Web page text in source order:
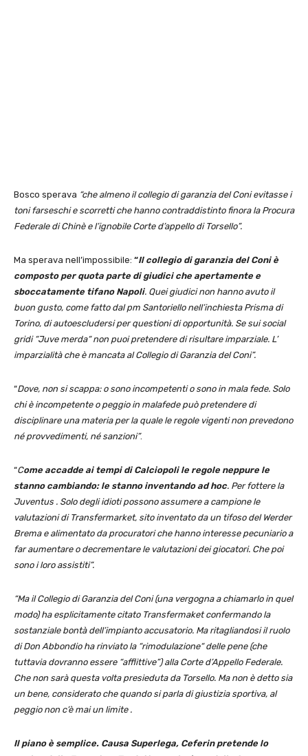
Bosco sperava “che almeno il collegio di garanzia del Coni evitasse i
toni farseschi e scorretti che hanno contraddistinto finora la Procura
Federale di Chinè e l’ignobile Corte d’appello di Torsello”.
Ma sperava nell’impossibile: “Il collegio di garanzia del Coni è
composto per quota parte di giudici che apertamente e
sboccatamente tifano Napoli. Quei giudici non hanno avuto il
buon gusto, come fatto dal pm Santoriello nell’inchiesta Prisma di
Torino, di autoescludersi per questioni di opportunità. Se sui social
gridi “Juve merda“ non puoi pretendere di risultare imparziale. L’
imparzialità che è mancata al Collegio di Garanzia del Coni”.
“Dove, non si scappa: o sono incompetenti o sono in mala fede. Solo
chi è incompetente o peggio in malafede può pretendere di
disciplinare una materia per la quale le regole vigenti non prevedono
né provvedimenti, né sanzioni”.
“Come accadde ai tempi di Calciopoli le regole neppure le
stanno cambiando: le stanno inventando ad hoc. Per fottere la
Juventus . Solo degli idioti possono assumere a campione le
valutazioni di Transfermarket, sito inventato da un tifoso del Werder
Brema e alimentato da procuratori che hanno interesse pecuniario a
far aumentare o decrementare le valutazioni dei giocatori. Che poi
sono i loro assistiti”.
“Ma il Collegio di Garanzia del Coni (una vergogna a chiamarlo in quel
modo) ha esplicitamente citato Transfermaket confermando la
sostanziale bontà dell’impianto accusatorio. Ma ritagliandosi il ruolo
di Don Abbondio ha rinviato la “rimodulazione“ delle pene (che
tuttavia dovranno essere “afflittive”) alla Corte d’Appello Federale.
Che non sarà questa volta presieduta da Torsello. Ma non è detto sia
un bene, considerato che quando si parla di giustizia sportiva, al
peggio non c’è mai un limite .
Il piano è semplice. Causa Superlega, Ceferin pretende lo